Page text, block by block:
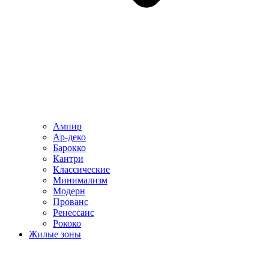
Ампир
Ар-деко
Барокко
Кантри
Классические
Минимализм
Модерн
Прованс
Ренессанс
Рококо
Жилые зоны